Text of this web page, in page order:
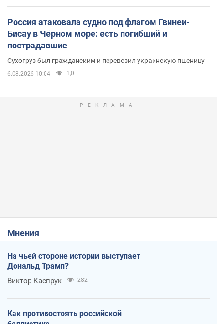
Россия атаковала судно под флагом Гвинеи-
Бисау в Чёрном море: есть погибший и
пострадавшие
Сухогруз был гражданским и перевозил украинскую пшеницу
6.08.2026 10:04 1,0 т.
Мнения
На чьей стороне истории выступает
Дональд Трамп?
Виктор Каспрук 282
Как противостоять российской